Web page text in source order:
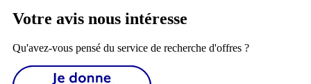
Votre avis nous intéresse
Qu'avez-vous pensé du service de recherche d'offres ?